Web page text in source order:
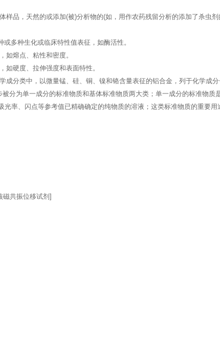
样品，天然的或添加(被)分析物的(如，用作农药残留分析的添加了杀虫
多种生化或临床特性值表征，如酶活性。
如熔点、粘性和密度。
如硬度、拉伸强度和表面特性。
成分类中，以微量锰、硅、铜、镍和铬含量表征的铝合金，列于化学成
分为单一成分的标准物质和基体标准物质两大类；单一成分的标准物质
率、闪点等参考值已精确确定的纯物质的溶液；这类标准物质的重要
共振位移试剂]